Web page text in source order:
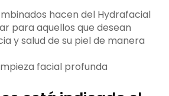
hacen del Hydrafacial
para aquellos que desean
y salud de su piel de manera